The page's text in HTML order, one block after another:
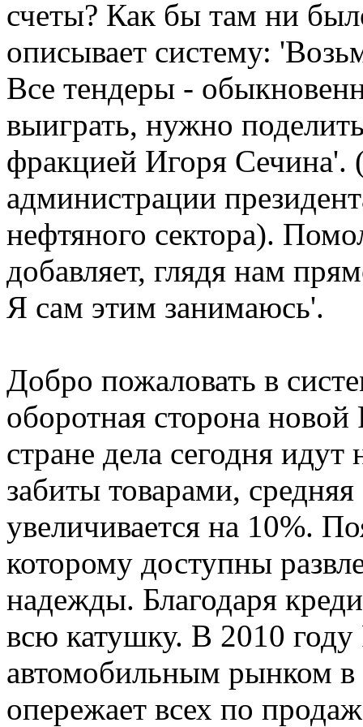
счеты? Как бы там ни
описывает систему:
Все тендеры -
выиграть, нужно
фракцией Игоря Сечина'.
администрации
нефтяного сектора).
добавляет, глядя нам
Я сам этим занимаюсь'.
Добро пожаловать в
оборотная сторона новой
стране дела сегодня
забиты товарами,
увеличивается на 10%.
которому доступны
надежды. Благодаря
всю катушку. В 2010 году
автомобильным рынком
опережает всех по